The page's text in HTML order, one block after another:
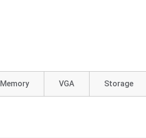
Memory VGA Storage